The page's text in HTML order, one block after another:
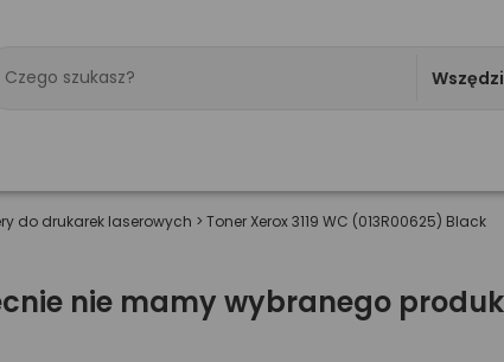
do drukarek laserowych > Toner Xerox 3119 WC (013R00625) Black
nie mamy wybranego